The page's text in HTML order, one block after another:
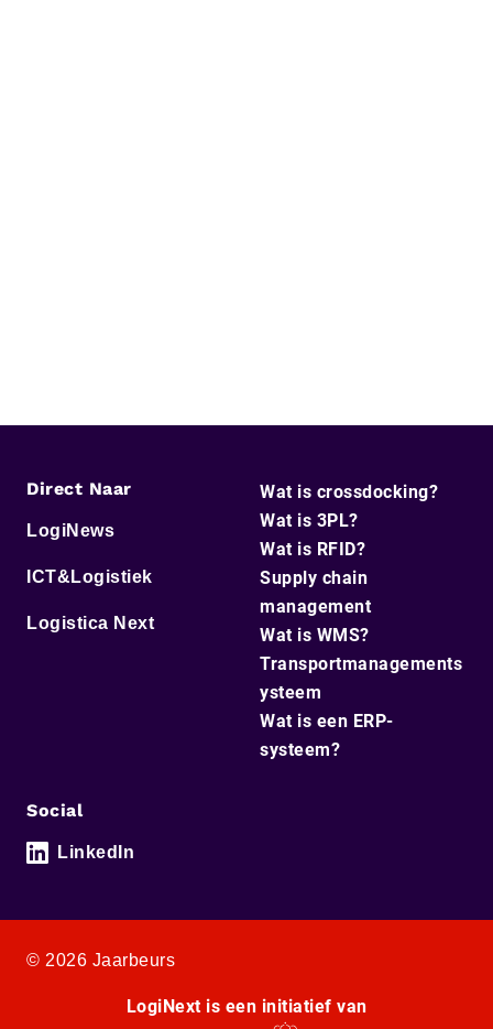
Direct Naar
LogiNews
ICT&Logistiek
Logistica Next
Wat is crossdocking?
Wat is 3PL?
Wat is RFID?
Supply chain
management
Wat is WMS?
Transportmanagements
ysteem
Wat is een ERP-
systeem?
Social
LinkedIn
© 2026 Jaarbeurs
LogiNext is een initiatief van